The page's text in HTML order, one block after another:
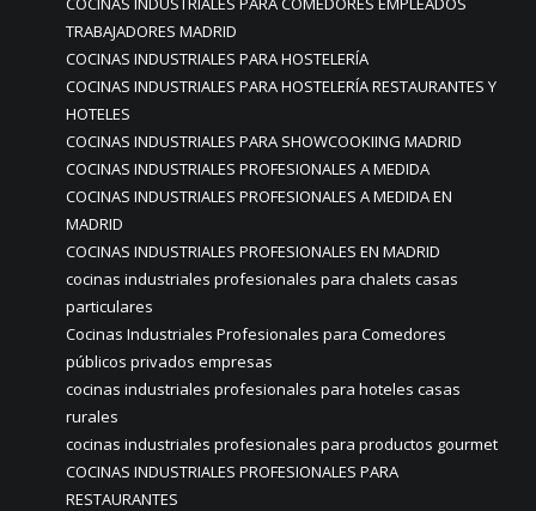
TRABAJADORES MADRID
COCINAS INDUSTRIALES PARA HOSTELERÍA
COCINAS INDUSTRIALES PARA HOSTELERÍA RESTAURANTES Y
HOTELES
COCINAS INDUSTRIALES PARA SHOWCOOKIING MADRID
COCINAS INDUSTRIALES PROFESIONALES A MEDIDA
COCINAS INDUSTRIALES PROFESIONALES A MEDIDA EN
MADRID
COCINAS INDUSTRIALES PROFESIONALES EN MADRID
cocinas industriales profesionales para chalets casas
particulares
Cocinas Industriales Profesionales para Comedores
públicos privados empresas
cocinas industriales profesionales para hoteles casas
rurales
cocinas industriales profesionales para productos gourmet
COCINAS INDUSTRIALES PROFESIONALES PARA
RESTAURANTES